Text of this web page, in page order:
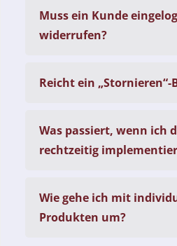
Muss ein Kunde
widerrufen?
Reicht ein
Was passiert, wenn ich
rechtzeitig
Wie gehe ich mit
Produkten um?